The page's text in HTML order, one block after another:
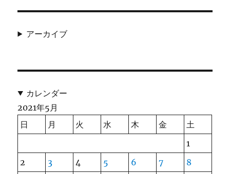
アーカイブ
カレンダー
2021年5月
日
月 火 水 木 金
土
1
2
3 4 5 6 7
8